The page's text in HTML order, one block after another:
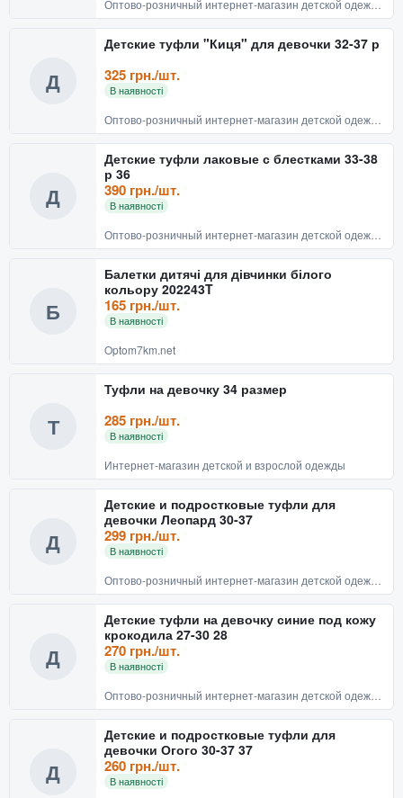
Д
Детские туфли "Киця" для девочки 32-37 р
325 грн./шт.
В наявності
Д
Детские туфли лаковые с блестками 33-38
р 36
390 грн./шт.
В наявності
Б
Балетки дитячі для дівчинки білого
кольору 202243T
165 грн./шт.
В наявності
Optom7km.net
Т
Туфли на девочку 34 размер
285 грн./шт.
В наявності
Интернет-магазин детской и взрослой одежды
Д
Детские и подростковые туфли для
девочки Леопард 30-37
299 грн./шт.
В наявності
Д
Детские туфли на девочку синие под кожу
крокодила 27-30 28
270 грн./шт.
В наявності
Д
Детские и подростковые туфли для
девочки Огого 30-37 37
260 грн./шт.
В наявності